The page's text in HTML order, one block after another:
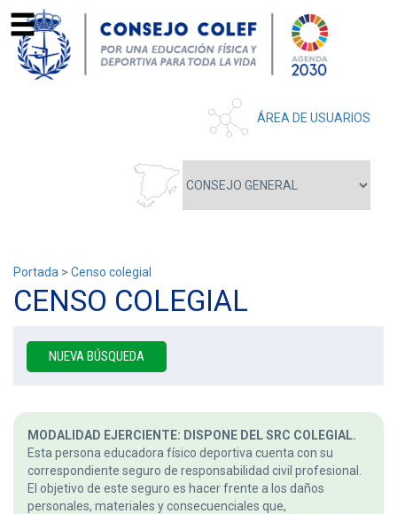
ÁREA DE USUARIOS
Portada > Censo colegial
CENSO COLEGIAL
NUEVA BÚSQUEDA
MODALIDAD EJERCIENTE: DISPONE DEL SRC COLEGIAL.
Esta persona educadora físico deportiva cuenta con su
correspondiente seguro de responsabilidad civil profesional.
El objetivo de este seguro es hacer frente a los daños
personales, materiales y consecuenciales que,